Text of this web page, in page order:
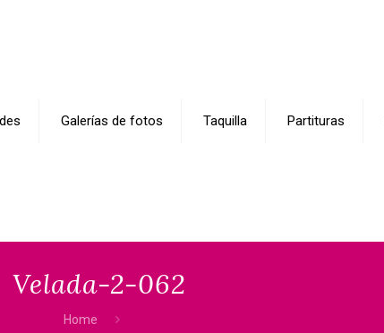
Galerías de fotos Taquilla Partituras
Velada-2-062
Home